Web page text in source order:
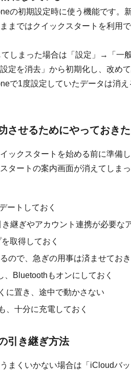
の初期設定時に使う機能です。
まではクイックスタートを利用で
しまった場合は「設定」→「一
定を消去」から初期化し、改め
で1度設定していたデータは消
させるためにやっておき
ックスタートを始める前に準備
タートの案内画面が消えてしま
ートしておく
継ぎやアカウント連携が必要な
取得しておく
ので、急ぎの用事は済ませてお
Bluetoothもオンにしておく
に置き、途中で動かさない
、十分に充電しておく
引き継ぎ方法
まくいかない場合は「iCloudバ